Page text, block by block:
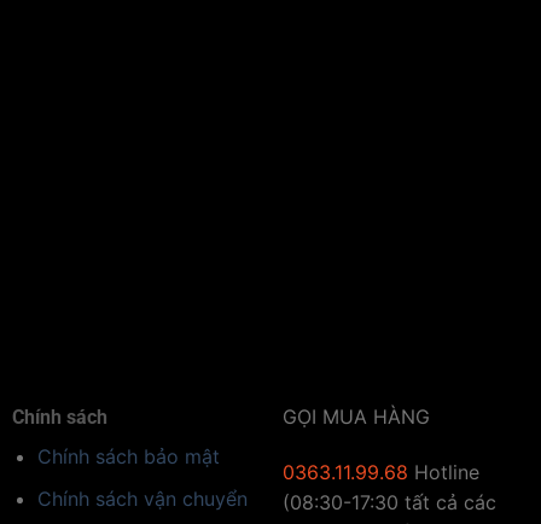
Chính sách
Chính sách bảo mật
Chính sách vận chuyển
GỌI MUA HÀNG
0363.11.99.68 Hotline
(08:30-17:30 tất cả các